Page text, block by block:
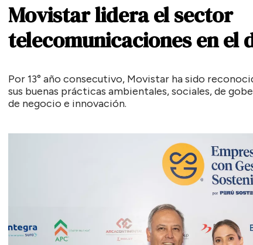
Movistarlideraelsector
telecomunicacionesenel
Por 13° año consecutivo, Movistar ha sido
sus buenas prácticas ambientales, sociales, de
de negocio e innovación.